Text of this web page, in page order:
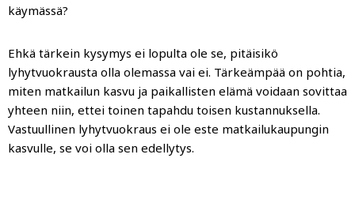
käymässä?
Ehkä tärkein kysymys ei lopulta ole se, pitäisikö
lyhytvuokrausta olla olemassa vai ei. Tärkeämpää on pohtia,
miten matkailun kasvu ja paikallisten elämä voidaan sovittaa
yhteen niin, ettei toinen tapahdu toisen kustannuksella.
Vastuullinen lyhytvuokraus ei ole este matkailukaupungin
kasvulle, se voi olla sen edellytys.